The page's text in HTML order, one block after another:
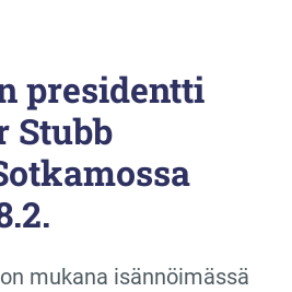
presidentti
Stubb
mukana isännöimässä